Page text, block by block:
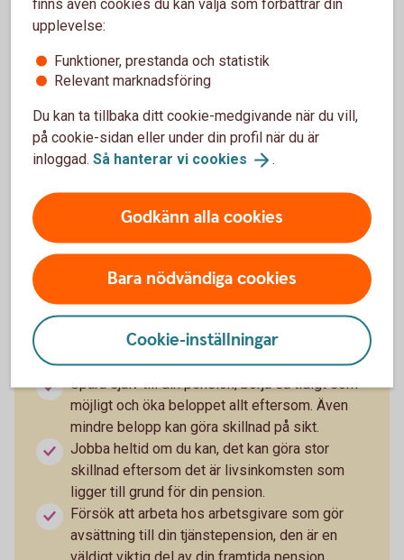
Madelén Falkenhäll
Ekonom för Finansiell hälsa
Tips – så kan du påverka din
pension
Spara själv till din pension, börja så tidigt som
möjligt och öka beloppet allt eftersom. Även
mindre belopp kan göra skillnad på sikt.
Jobba heltid om du kan, det kan göra stor
skillnad eftersom det är livsinkomsten som
ligger till grund för din pension.
Försök att arbeta hos arbetsgivare som gör
avsättning till din tjänstepension, den är en
finns även cookies du kan välja som förbättrar din
upplevelse:
Funktioner, prestanda och statistik
Relevant marknadsföring
Du kan ta tillbaka ditt cookie-medgivande när du vill,
på cookie-sidan eller under din profil när du är
inloggad. Så hanterar vi cookies .
Godkänn alla cookies
Bara nödvändiga cookies
Cookie-inställningar